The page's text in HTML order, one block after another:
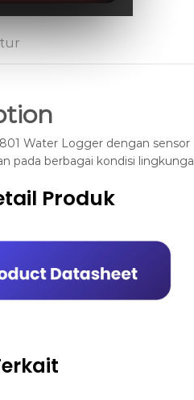
Water Logger dengan sensor
pada berbagai kondisi
Produk